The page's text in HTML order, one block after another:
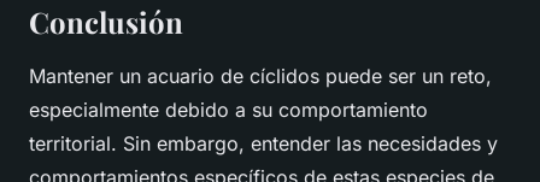
Conclusión
Mantener un acuario de cíclidos puede ser un reto,
especialmente debido a su comportamiento
territorial. Sin embargo, entender las necesidades y
comportamientos específicos de estas especies de